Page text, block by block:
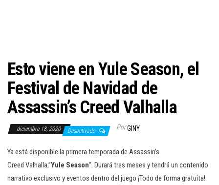
Esto viene en Yule Season, el
Festival de Navidad de
Assassin’s Creed Valhalla
diciembre 18, 2020 Desactivado PorGINY
Ya está disponible la primera temporada de Assassin’s
Creed Valhalla,”Yule Season“. Durará tres meses y tendrá un contenido
narrativo exclusivo y eventos dentro del juego ¡Todo de forma gratuita!